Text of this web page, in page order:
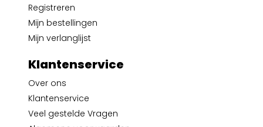
Registreren
Mijn bestellingen
Mijn verlanglijst
Klantenservice
Over ons
Klantenservice
Veel gestelde Vragen